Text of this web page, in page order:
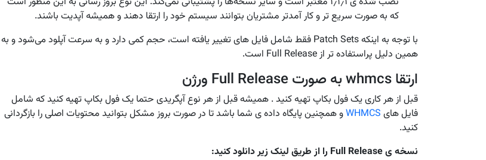
که به صورت سریع تر و کار آمدتر مشتریان بتوانند سیستم خود را ارتقا دهند و همیشه آپدیت باشند.
با توجه به اینکه Patch Sets فقط شامل فایل های تغییر یافته است، حجم کمی دارد و به سرعت آپلود می‌شود و به
همین دلیل پراستفاده تر از Full Release است.
ارتقا whmcs به صورت Full Release ورژن
قبل از هر کاری یک فول بکاپ تهیه کنید . همیشه قبل از هر نوع آپگریدی حتما یک فول بکاپ تهیه کنید که شامل
فایل های WHMCSو همچنین پایگاه داده ی شما باشد تا در صورت بروز مشکل بتوانید محتویات اصلی را بازگردانی
کنید.
نسخه یFull Release را از طریق لینک زیر دانلود کنید: